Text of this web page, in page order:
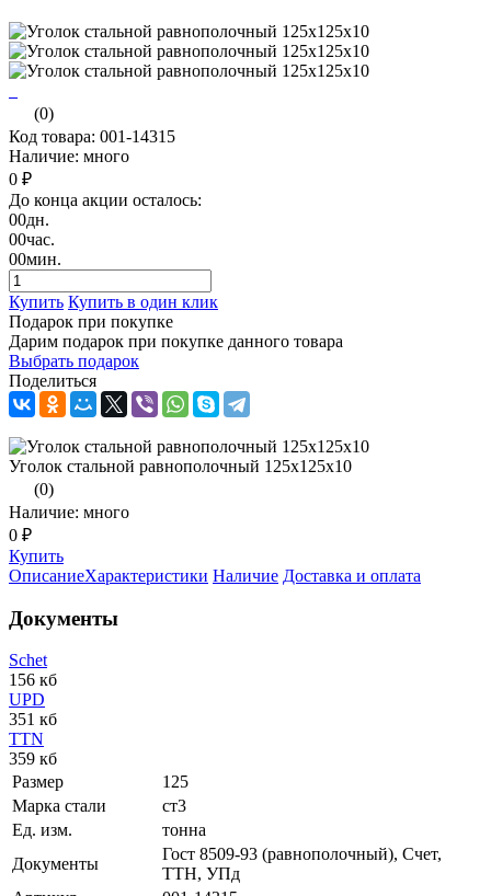
(0)
Код товара: 001-14315
Наличие: много
0 ₽
До конца акции осталось:
00дн.
00час.
00мин.
Купить Купить в один клик
Подарок при покупке
Дарим подарок при покупке данного товара
Выбрать подарок
Поделиться
Уголок стальной равнополочный 125х125х10
(0)
Наличие: много
0 ₽
Купить
ОписаниеХарактеристики Наличие Доставка и оплата
Документы
Schet
156 кб
UPD
351 кб
TTN
359 кб
Размер
125
Марка стали
ст3
Ед. изм.
тонна
Документы
Гост 8509-93 (равнополочный), Счет,
ТТН, УПд